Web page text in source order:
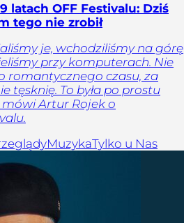
latach OFF Festivalu: Dziś
tego nie zrobił
je, wchodziliśmy na górę
przy komputerach. Nie
romantycznego czasu, za
tęsknię. To była po prostu
Artur Rojek o
MuzykaTylko u Nas